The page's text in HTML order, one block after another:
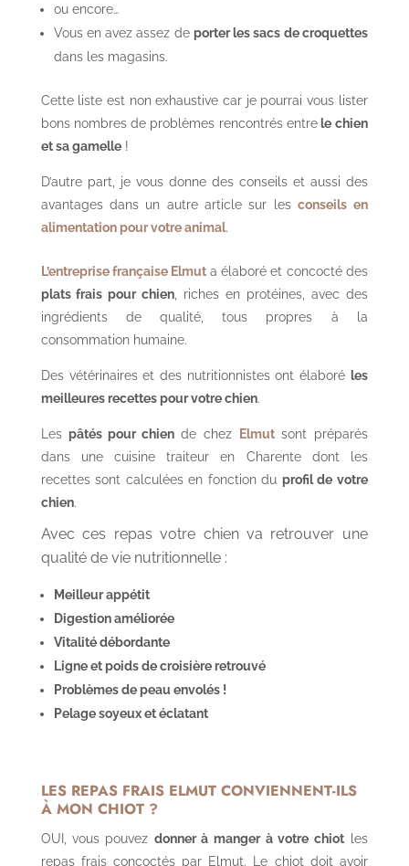
ou encore…
Vous en avez assez de porter les sacs de croquettes
dans les magasins.
Cette liste est non exhaustive car je pourrai vous lister
bons nombres de problèmes rencontrés entrele chien
et sa gamelle!
D’autre part, je vous donne des conseils et aussi des
avantages dans un autre article sur les conseils en
alimentation pour votre animal.
L’entreprise française Elmuta élaboré et concocté des
plats frais pour chien, riches en protéines, avec des
ingrédients de qualité, tous propres à la
consommation humaine.
Des vétérinaires et des nutritionnistes ont élaboré les
meilleures recettes pour votre chien.
Les pâtés pour chiende chez Elmutsont préparés
dans une cuisine traiteur en Charente dont les
recettes sont calculées en fonction du profil de votre
chien.
Avec ces repas votre chien va retrouver une
qualité de vie nutritionnelle :
Meilleur appétit
Digestion améliorée
Vitalité débordante
Ligne et poids de croisière retrouvé
Problèmes de peau envolés !
Pelage soyeux et éclatant
LES REPAS FRAIS ELMUTCONVIENNENT-ILS
À MON CHIOT ?
OUI, vous pouvez donner à manger à votre chiotles
repas frais concoctés par Elmut. Le chiot doit avoir